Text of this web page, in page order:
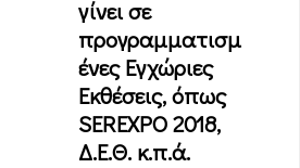
γίνει σε
προγραμματισμ
ένες Εγχώριες
Εκθέσεις, όπως
SEREXPO 2018,
Δ.Ε.Θ. κ.π.ά.